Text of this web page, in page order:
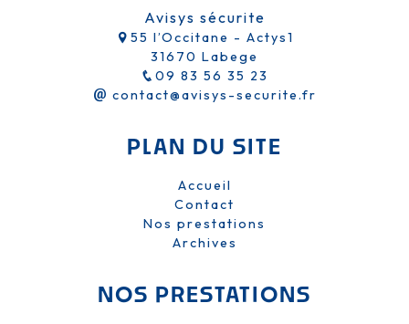
Avisys sécurite
55 l’Occitane - Actys1
31670 Labege
09 83 56 35 23
contact@avisys-securite.fr
PLAN DU SITE
Accueil
Contact
Nos prestations
Archives
NOS PRESTATIONS